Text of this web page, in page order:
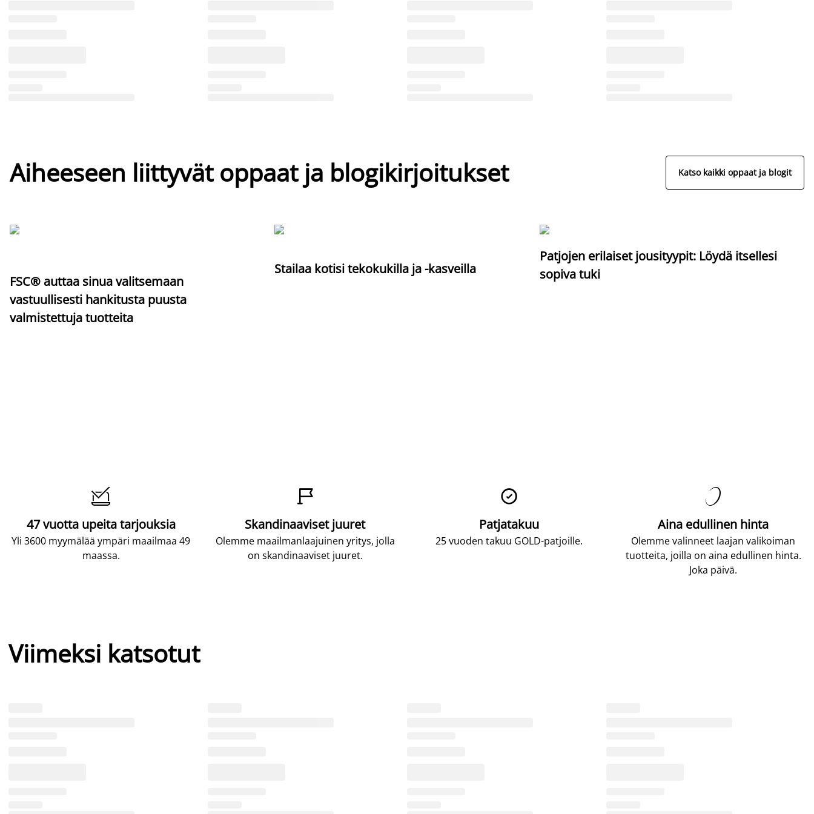
Aiheeseen liittyvät oppaat ja blogikirjoitukset Katso kaikki oppaat ja blogit
FSC® auttaa sinua valitsemaan
vastuullisesti hankitusta puusta
valmistettuja tuotteita
Stailaa kotisi tekokukilla ja -kasveilla
Patjojen erilaiset jousityypit: Löydä itsellesi
sopiva tuki

47 vuotta upeita tarjouksia
Yli 3600 myymälää ympäri maailmaa 49
maassa.

Skandinaaviset juuret
Olemme maailmanlaajuinen yritys, jolla
on skandinaaviset juuret.

Patjatakuu
25 vuoden takuu GOLD-patjoille.

Aina edullinen hinta
Olemme valinneet laajan valikoiman
tuotteita, joilla on aina edullinen hinta.
Joka päivä.
Viimeksi katsotut